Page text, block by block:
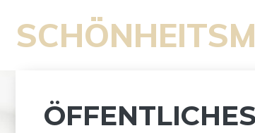
Inhalt
springen